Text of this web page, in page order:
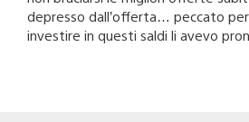
depresso dall’offerta… peccato
investire in questi saldi li avevo